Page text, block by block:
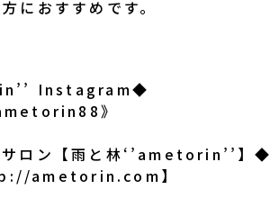
におすすめです。
Instagram◆
》
ロン【雨と林‘’ametorin’’】◆
ametorin.com】